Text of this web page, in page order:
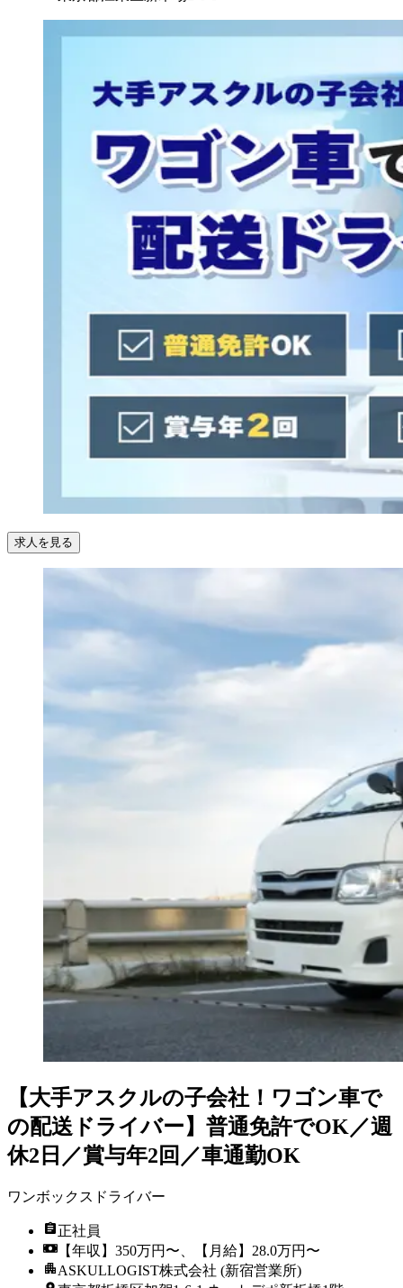
求人を見る
【大手アスクルの子会社！ワゴン車で
の配送ドライバー】普通免許でOK／週
休2日／賞与年2回／車通勤OK
ワンボックスドライバー
正社員
【年収】350万円〜、【月給】28.0万円〜
ASKULLOGIST株式会社 (新宿営業所)